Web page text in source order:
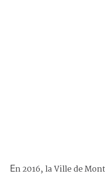
En 2016, la Ville de Montréal a entrepris un projet